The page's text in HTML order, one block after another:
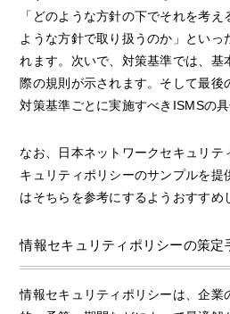
「どのような方針の下でそれを考
ような方針で取り扱うのか」といっ
れます。次いで、対策基準では、基
際の規則が示されます。そして最後
対策基準ごとに実施すべきISMSの具
なお、日本ネットワークセキュリテ
キュリティポリシーのサンプルを提
はそちらを参考にするようおすすめ
情報セキュリティポリシーの策定
情報セキュリティポリシーは、企業